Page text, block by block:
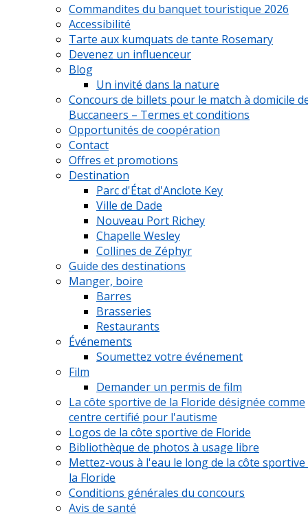
Commandites du banquet touristique 2026
Accessibilité
Tarte aux kumquats de tante Rosemary
Devenez un influenceur
Blog
Un invité dans la nature
Concours de billets pour le match à domicile
Buccaneers – Termes et conditions
Opportunités de coopération
Contact
Offres et promotions
Destination
Parc d'État d'Anclote Key
Ville de Dade
Nouveau Port Richey
Chapelle Wesley
Collines de Zéphyr
Guide des destinations
Manger, boire
Barres
Brasseries
Restaurants
Événements
Soumettez votre événement
Film
Demander un permis de film
La côte sportive de la Floride désignée comme
centre certifié pour l'autisme
Logos de la côte sportive de Floride
Bibliothèque de photos à usage libre
Mettez-vous à l'eau le long de la côte sportive
la Floride
Conditions générales du concours
Avis de santé